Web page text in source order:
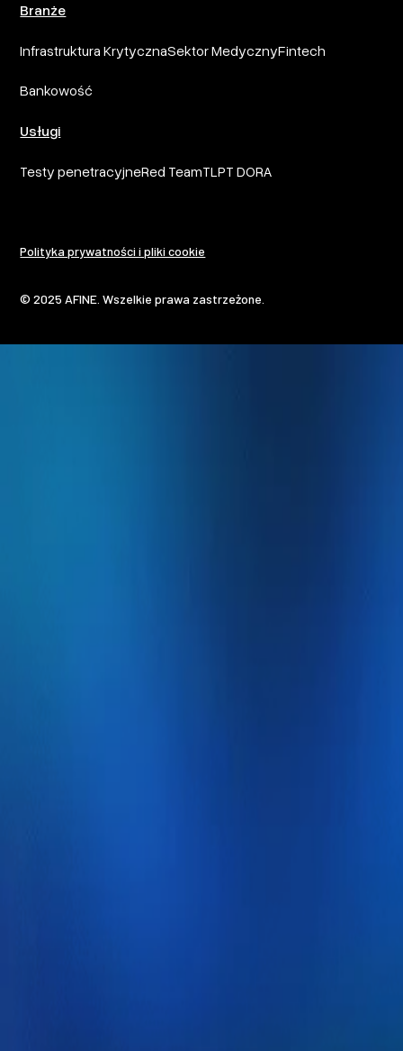
Branże
Infrastruktura KrytycznaSektor MedycznyFintech
Bankowość
Usługi
Testy penetracyjneRed TeamTLPT DORA
© 2025 AFINE. Wszelkie prawa zastrzeżone.
Polityka prywatności i pliki cookie